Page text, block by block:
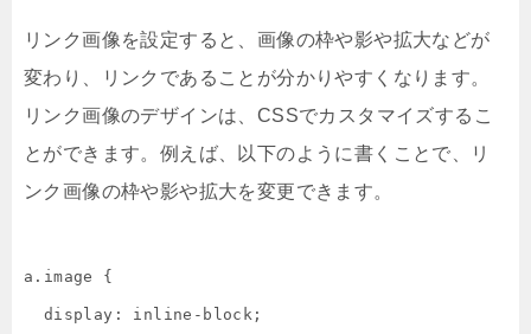
リンク画像を設定すると、画像の枠や影や拡大などが
変わり、リンクであることが分かりやすくなります。
リンク画像のデザインは、CSSでカスタマイズするこ
とができます。例えば、以下のように書くことで、リ
ンク画像の枠や影や拡大を変更できます。
a.image {